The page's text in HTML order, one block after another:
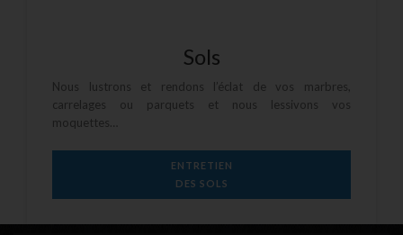
Sols
Nous lustrons et rendons l’éclat de vos marbres,
carrelages ou parquets et nous lessivons vos
moquettes
ENTRETIEN
DES SOLS